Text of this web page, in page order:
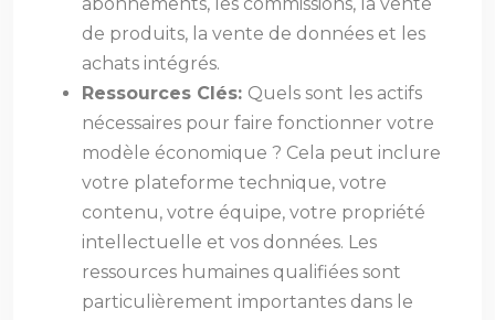
de produits, la vente de données et les
achats intégrés.
Ressources Clés: Quels sont les actifs
nécessaires pour faire fonctionner votre
modèle économique ? Cela peut inclure
votre plateforme technique, votre
contenu, votre équipe, votre propriété
intellectuelle et vos données. Les
ressources humaines qualifiées sont
particulièrement importantes dans le